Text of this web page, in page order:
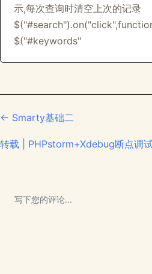
示,每次查询时清空上次的记录
$("#keywords"
← Smarty基础二
转载 | PHPstorm+Xdebug断点调